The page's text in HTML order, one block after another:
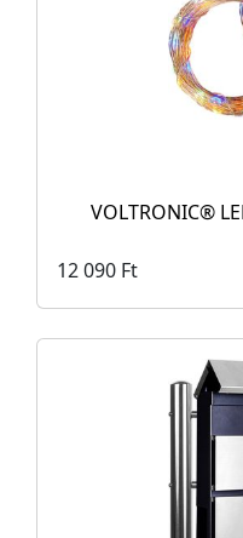
VOLTRONIC®
12 090 Ft